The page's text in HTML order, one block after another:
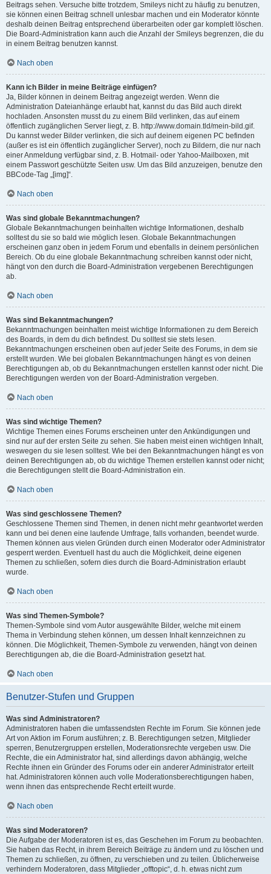
Beitrags sehen. Versuche bitte trotzdem, Smileys nicht zu häufig zu benutzen,
sie können einen Beitrag schnell unlesbar machen und ein Moderator könnte
deshalb deinen Beitrag entsprechend überarbeiten oder gar komplett löschen.
Die Board-Administration kann auch die Anzahl der Smileys begrenzen, die du
in einem Beitrag benutzen kannst.
Nach oben
Kann ich Bilder in meine Beiträge einfügen?
Ja, Bilder können in deinem Beitrag angezeigt werden. Wenn die
Administration Dateianhänge erlaubt hat, kannst du das Bild auch direkt
hochladen. Ansonsten musst du zu einem Bild verlinken, das auf einem
öffentlich zugänglichen Server liegt, z. B. http://www.domain.tld/mein-bild.gif.
Du kannst weder Bilder verlinken, die sich auf deinem eigenen PC befinden
(außer es ist ein öffentlich zugänglicher Server), noch zu Bildern, die nur nach
einer Anmeldung verfügbar sind, z. B. Hotmail- oder Yahoo-Mailboxen, mit
einem Passwort geschützte Seiten usw. Um das Bild anzuzeigen, benutze den
BBCode-Tag „[img]“.
Nach oben
Was sind globale Bekanntmachungen?
Globale Bekanntmachungen beinhalten wichtige Informationen, deshalb
solltest du sie so bald wie möglich lesen. Globale Bekanntmachungen
erscheinen ganz oben in jedem Forum und ebenfalls in deinem persönlichen
Bereich. Ob du eine globale Bekanntmachung schreiben kannst oder nicht,
hängt von den durch die Board-Administration vergebenen Berechtigungen
ab.
Nach oben
Was sind Bekanntmachungen?
Bekanntmachungen beinhalten meist wichtige Informationen zu dem Bereich
des Boards, in dem du dich befindest. Du solltest sie stets lesen.
Bekanntmachungen erscheinen oben auf jeder Seite des Forums, in dem sie
erstellt wurden. Wie bei globalen Bekanntmachungen hängt es von deinen
Berechtigungen ab, ob du Bekanntmachungen erstellen kannst oder nicht. Die
Berechtigungen werden von der Board-Administration vergeben.
Nach oben
Was sind wichtige Themen?
Wichtige Themen eines Forums erscheinen unter den Ankündigungen und
sind nur auf der ersten Seite zu sehen. Sie haben meist einen wichtigen Inhalt,
weswegen du sie lesen solltest. Wie bei den Bekanntmachungen hängt es von
deinen Berechtigungen ab, ob du wichtige Themen erstellen kannst oder nicht;
die Berechtigungen stellt die Board-Administration ein.
Nach oben
Was sind geschlossene Themen?
Geschlossene Themen sind Themen, in denen nicht mehr geantwortet werden
kann und bei denen eine laufende Umfrage, falls vorhanden, beendet wurde.
Themen können aus vielen Gründen durch einen Moderator oder Administrator
gesperrt werden. Eventuell hast du auch die Möglichkeit, deine eigenen
Themen zu schließen, sofern dies durch die Board-Administration erlaubt
wurde.
Nach oben
Was sind Themen-Symbole?
Themen-Symbole sind vom Autor ausgewählte Bilder, welche mit einem
Thema in Verbindung stehen können, um dessen Inhalt kennzeichnen zu
können. Die Möglichkeit, Themen-Symbole zu verwenden, hängt von deinen
Berechtigungen ab, die die Board-Administration gesetzt hat.
Nach oben
Benutzer-Stufen und Gruppen
Was sind Administratoren?
Administratoren haben die umfassendsten Rechte im Forum. Sie können jede
Art von Aktion im Forum ausführen; z. B. Berechtigungen setzen, Mitglieder
sperren, Benutzergruppen erstellen, Moderationsrechte vergeben usw. Die
Rechte, die ein Administrator hat, sind allerdings davon abhängig, welche
Rechte ihnen ein Gründer des Forums oder ein anderer Administrator erteilt
hat. Administratoren können auch volle Moderationsberechtigungen haben,
wenn ihnen das entsprechende Recht erteilt wurde.
Nach oben
Was sind Moderatoren?
Die Aufgabe der Moderatoren ist es, das Geschehen im Forum zu beobachten.
Sie haben das Recht, in ihrem Bereich Beiträge zu ändern und zu löschen und
Themen zu schließen, zu öffnen, zu verschieben und zu teilen. Üblicherweise
verhindern Moderatoren, dass Mitglieder „offtopic“, d. h. etwas nicht zum